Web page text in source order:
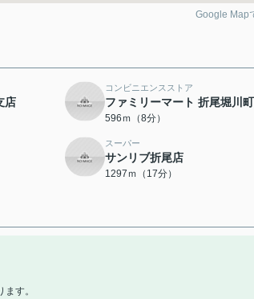
Google Map
店
コンビニエンスストア
ファミリーマート 折尾堀川
596ｍ（8分）
スーパー
サンリブ折尾店
1297ｍ（17分）
す。